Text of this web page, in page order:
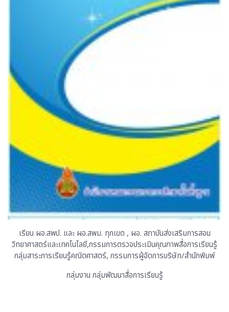
เรียน ผอ.สพป. และ ผอ.สพม. ทุกเขต , ผอ. สถาบันส่งเสริมการสอน
วิทยาศาสตร์และเทคโนโลยี,กรรมการตรวจประเมินคุณภาพสื่อการเรียนรู้
กลุ่มสาระการเรียนรู้คณิตศาสตร์, กรรมการผู้จัดการบริษัท/สำนักพิมพ์
กลุ่มงาน กลุ่มพัฒนาสื่อการเรียนรู้